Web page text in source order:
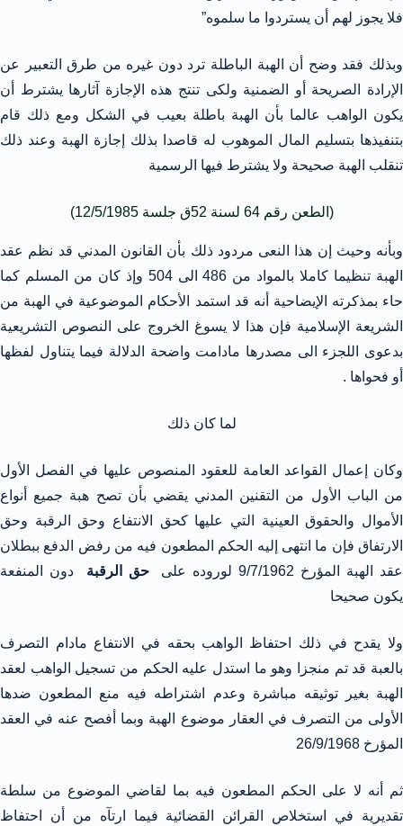
فلا يجوز لهم أن يستردوا ما سلموه”
وبذلك فقد وضح أن الهبة الباطلة ترد دون غيره من طرق التعبير عن
الإرادة الصريحة أو الضمنية ولكى تنتج هذه الإجازة آثارها يشترط أن
يكون الواهب عالما بأن الهبة باطلة بعيب في الشكل ومع ذلك قام
بتنفيذها بتسليم المال الموهوب له قاصدا بذلك إجازة الهبة وعند ذلك
تنقلب الهبة صحيحة ولا يشترط فيها الرسمية
(الطعن رقم 64 لسنة 52ق جلسة 12/5/1985)
وبأنه وحيث إن هذا النعى مردود ذلك بأن القانون المدني قد نظم عقد
الهبة تنظيما كاملا بالمواد من 486 الى 504 وإذ كان من المسلم كما
حاء بمذكرته الإيضاحية أنه قد استمد الأحكام الموضوعية في الهبة من
الشريعة الإسلامية فإن هذا لا يسوغ الخروج على النصوص التشريعية
بدعوى اللجزء الى مصدرها مادامت واضحة الدلالة فيما يتناول لفظها
أو فحواها .
لما كان ذلك
وكان إعمال القواعد العامة للعقود المنصوص عليها في الفصل الأول
من الباب الأول من التقنين المدني يقضي بأن تصح هبة جميع أنواع
الأموال والحقوق العينية التي عليها كحق الانتفاع وحق الرقبة وحق
الارتفاق فإن ما انتهى إليه الحكم المطعون فيه من رفض الدفع ببطلان
عقد الهبة المؤرخ 9/7/1962 لوروده على
حق الرقبة
دون المنفعة
يكون صحيحا
ولا يقدح في ذلك احتفاظ الواهب بحقه في الانتفاع مادام التصرف
بالعبة قد تم منجزا وهو ما استدل عليه الحكم من تسجيل الواهب لعقد
الهبة بغير توثيقه مباشرة وعدم اشتراطه فيه منع المطعون ضدها
الأولى من التصرف في العقار موضوع الهبة وبما أفصح عنه في العقد
المؤرخ 26/9/1968
ثم أنه لا على الحكم المطعون فيه بما لقاضي الموضوع من سلطة
تقديرية في استخلاص القرائن القضائية فيما ارتآه من أن احتفاظ